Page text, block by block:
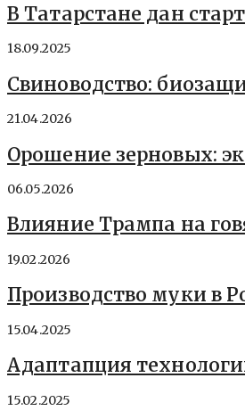
В Татарстане дан
18.09.2025
Свиноводство:
21.04.2026
Орошение зерновых:
06.05.2026
Влияние Трампа на
19.02.2026
Производство муки в
15.04.2025
Адаптапция
15.02.2025